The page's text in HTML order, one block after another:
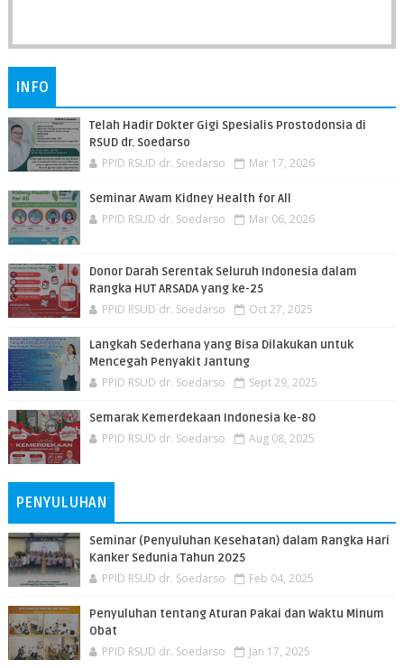
INFO
Telah Hadir Dokter Gigi Spesialis Prostodonsia di
RSUD dr. Soedarso
PPID RSUD dr. Soedarso Mar 17, 2026
Seminar Awam Kidney Health for All
PPID RSUD dr. Soedarso Mar 06, 2026
Donor Darah Serentak Seluruh Indonesia dalam
Rangka HUT ARSADA yang ke-25
PPID RSUD dr. Soedarso Oct 27, 2025
Langkah Sederhana yang Bisa Dilakukan untuk
Mencegah Penyakit Jantung
PPID RSUD dr. Soedarso Sept 29, 2025
Semarak Kemerdekaan Indonesia ke-80
PPID RSUD dr. Soedarso Aug 08, 2025
PENYULUHAN
Seminar (Penyuluhan Kesehatan) dalam Rangka Hari
Kanker Sedunia Tahun 2025
PPID RSUD dr. Soedarso Feb 04, 2025
Penyuluhan tentang Aturan Pakai dan Waktu Minum
Obat
PPID RSUD dr. Soedarso Jan 17, 2025